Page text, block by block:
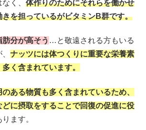
く、 体作りのためにそれらを働かせ
を担っているがビタミンB群です。
分が高そう …と敬遠される方もいる
ナッツには体つくりに重要な栄養素
く含まれています。
ある物質も多く含まれているため、
どに摂取をすることで回復の促進に役
ます。